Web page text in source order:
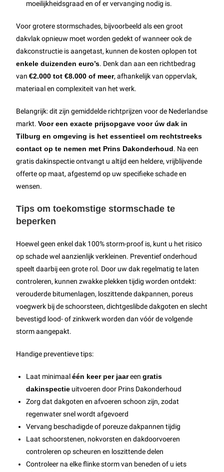
moeilijkheidsgraad en of er vervanging nodig is.
Voor grotere stormschades, bijvoorbeeld als een groot
dakvlak opnieuw moet worden gedekt of wanneer ook de
dakconstructie is aangetast, kunnen de kosten oplopen tot
enkele duizenden euro’s. Denk dan aan een richtbedrag
van€2.000 tot €8.000 of meer, afhankelijk van oppervlak,
materiaal en complexiteit van het werk.
Belangrijk: dit zijn gemiddelde richtprijzen voor de Nederlandse
markt.Voor een exacte prijsopgave voor úw dak in
Tilburg en omgeving is het essentieel om rechtstreeks
contact op te nemen met Prins Dakonderhoud. Na een
gratis dakinspectie ontvangt u altijd een heldere, vrijblijvende
offerte op maat, afgestemd op uw specifieke schade en
wensen.
Tips om toekomstige stormschade te
beperken
Hoewel geen enkel dak 100% storm-proof is, kunt u het risico
op schade wel aanzienlijk verkleinen. Preventief onderhoud
speelt daarbij een grote rol. Door uw dak regelmatig te laten
controleren, kunnen zwakke plekken tijdig worden ontdekt:
verouderde bitumenlagen, loszittende dakpannen, poreus
voegwerk bij de schoorsteen, dichtgeslibde dakgoten en slecht
bevestigd lood- of zinkwerk worden dan vóór de volgende
storm aangepakt.
Handige preventieve tips:
Laat minimaaléén keer per jaareengratis
dakinspectie uitvoeren door Prins Dakonderhoud
Zorg dat dakgoten en afvoeren schoon zijn, zodat
regenwater snel wordt afgevoerd
Vervang beschadigde of poreuze dakpannen tijdig
Laat schoorstenen, nokvorsten en dakdoorvoeren
controleren op scheuren en loszittende delen
Controleer na elke flinke storm van beneden of u iets